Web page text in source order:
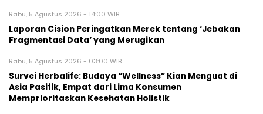
Rabu, 5 Agustus 2026 - 14:00 WIB
Laporan Cision Peringatkan Merek tentang ‘Jebakan
Fragmentasi Data’ yang Merugikan
Rabu, 5 Agustus 2026 - 03:00 WIB
Survei Herbalife: Budaya “Wellness” Kian Menguat di
Asia Pasifik, Empat dari Lima Konsumen
Memprioritaskan Kesehatan Holistik